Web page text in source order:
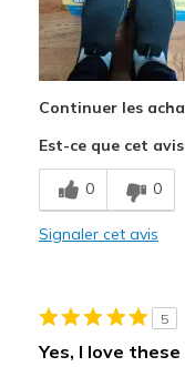
Breathe Well
Comfortable
Durable
Stylish
Les meilleures
Casual Wear
Travel
Continuer les
Est-ce que cet
0 0
Signaler cet avis
5
Yes, I love